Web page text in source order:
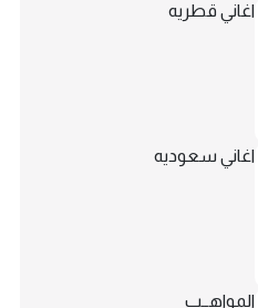
اغاني قطريه
اغاني سعوديه
المواهــب